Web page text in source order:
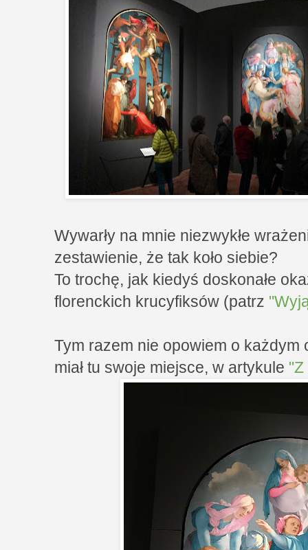
Wywarły na mnie niezwykłe
zestawienie, że tak koło siebie?
To trochę, jak kiedyś doskonałe
florenckich krucyfiksów (patrz
Tym razem nie opowiem o
miał tu swoje miejsce, w artykule "Z